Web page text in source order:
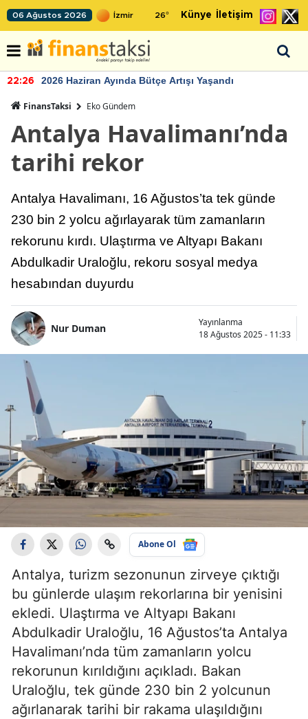
06 Ağustos 2026 26° Künye İletişim
22:26 2026 Haziran Ayında Bütçe Artışı Yaşandı
FinansTaksi Eko Gündem
Antalya Havalimanı’nda
tarihi rekor
Antalya Havalimanı, 16 Ağustos’ta tek günde
230 bin 2 yolcu ağırlayarak tüm zamanların
rekorunu kırdı. Ulaştırma ve Altyapı Bakanı
Abdulkadir Uraloğlu, rekoru sosyal medya
hesabından duyurdu
Nur Duman
Yayınlanma
18 Ağustos 2025 - 11:33
Abone Ol
Antalya, turizm sezonunun zirveye çıktığı
bu günlerde ulaşım rekorlarına bir yenisini
ekledi. Ulaştırma ve Altyapı Bakanı
Abdulkadir Uraloğlu, 16 Ağustos’ta Antalya
Havalimanı’nda tüm zamanların yolcu
rekorunun kırıldığını açıkladı. Bakan
Uraloğlu, tek günde 230 bin 2 yolcunun
ağırlanarak tarihi bir rakama ulaşıldığını